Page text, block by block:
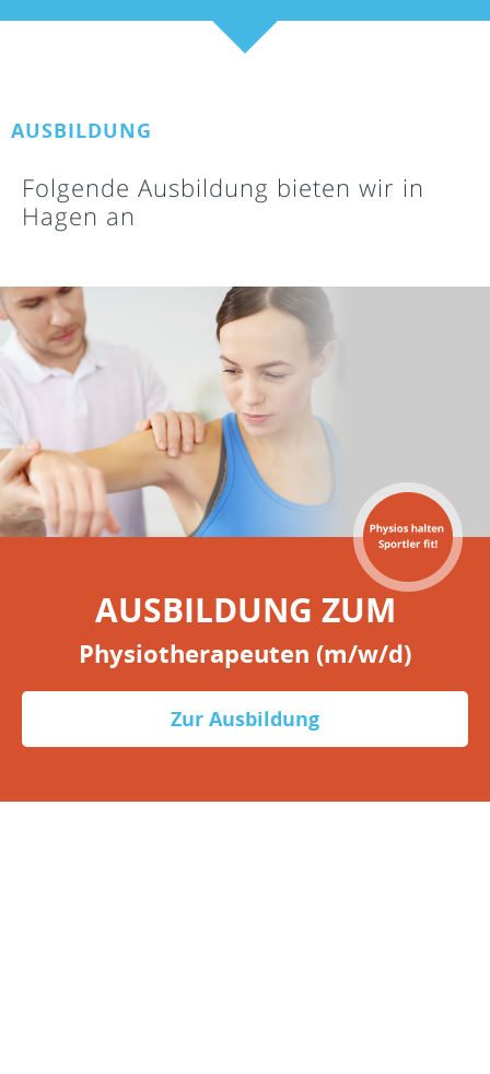
AUSBILDUNG
Folgende Ausbildung bieten wir in
Hagen an
AUSBILDUNG ZUM
Physiotherapeuten (m/w/d)
Zur Ausbildung